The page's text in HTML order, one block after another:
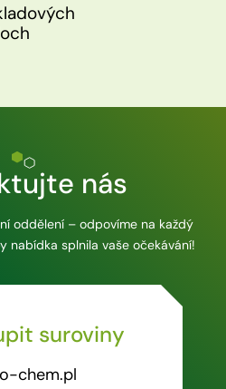
nás
oddělení – odpovíme na každý
nabídka splnila vaše očekávání!
suroviny
chem.pl